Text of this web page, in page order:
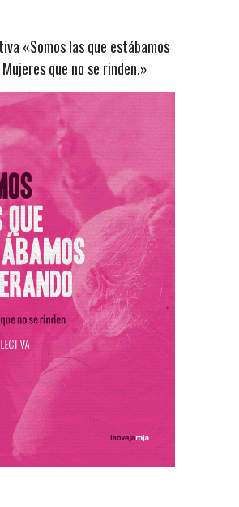
«Somos las que estábamos
que no se rinden.»